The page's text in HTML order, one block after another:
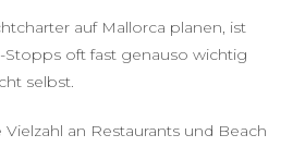
auf Mallorca planen, ist
Stopps oft fast genauso wichtig
selbst.
an Restaurants und Beach